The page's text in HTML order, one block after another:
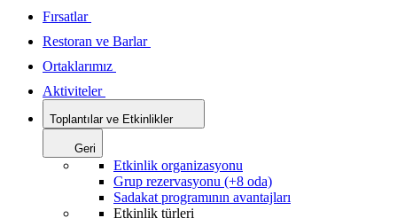
Fırsatlar
Restoran ve Barlar
Ortaklarımız
Aktiviteler
Toplantılar ve Etkinlikler
Geri
Etkinlik organizasyonu
Grup rezervasyonu (+8 oda)
Sadakat programının avantajları
Etkinlik türleri